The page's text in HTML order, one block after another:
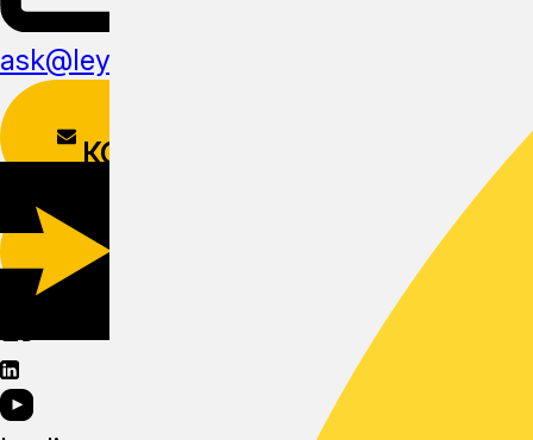
ask@leyline.li
КОНТАКТОВ